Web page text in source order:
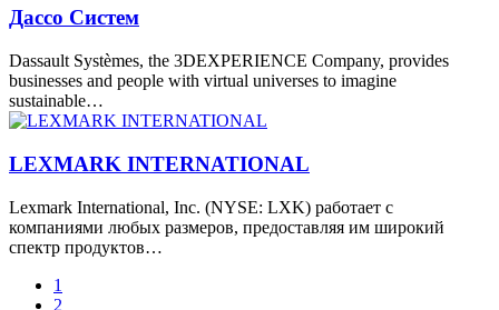
Дассо Систем
Dassault Systèmes, the 3DEXPERIENCE Company, provides
businesses and people with virtual universes to imagine
sustainable…
LEXMARK INTERNATIONAL
Lexmark International, Inc. (NYSE: LXK) работает с
компаниями любых размеров, предоставляя им широкий
спектр продуктов…
1
2